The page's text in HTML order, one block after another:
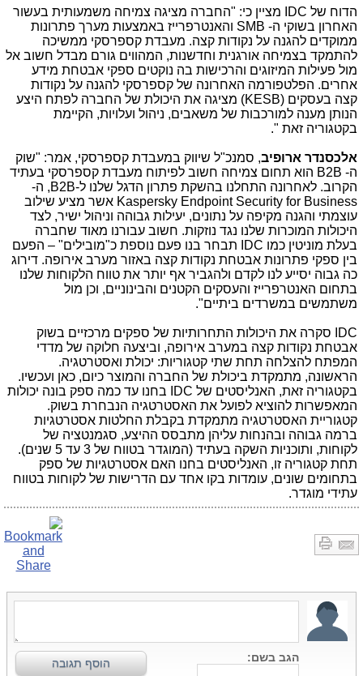
הדוח של IDC
מציין כי: "החברה מציגה צמיחה משמעותית בעשור
האחרון בשוקי ה- SMB והאנטרפרייז באמצעות מערך פתרונות
ממוקדים להגנה על נקודות קצה. מעבדת קספרסקי ממשיכה
להתמקד בצמיחה אורגנית וחדשנות, המהווים גורם מבדל חשוב אל
מול פעילות המיזוגים והרכישות בה נוקטים ספקי אבטחת מידע
אחרים. הפלטפורמה האחרונה של קספרסקי להגנה על נקודות
קצה בעסקים (KESB) מציגה את היכולת של החברה לפתח היצע
הנותן מענה למורכבות של משאבים, ניהול ועלויות, הקיימת
בקטגוריה זאת ".
אלכסנדר ארופיב, סמנכ"ל שיווק במעבדת קספרסקי, אמר: "שוק
ה- B2B הוא תחום צמיחה חשוב לפיתוח מעבדת קספרסקי בעתיד
הקרוב. לאחרונה התחלנו בהשקת פתרון הדגל שלנו ל-B2B, ה-
Kaspersky Endpoint Security for Business אשר מציע שילוב
עוצמתי והגנה מקיפה על נתונים, יעילות גבוהה וניהול ישיר, לצד
היכולות המוכרות שלנו נגד נוזקות. חשוב עבורנו מאוד שחברה
בעלת מוניטין כמו IDC
תבחר בנו פעם נוספת כ"מובילים" – הפעם
בין ספקי פתרונות אבטחת נקודות קצה באזור מערב אירופה. דירוג
כה גבוה יסייע לנו לקדם ולהגביר אף יותר את טווח הלקוחות שלנו
בתחום האנטרפרייז והעסקים הקטנים והבינוניים, וכן מול
משתמשים במשרדים ביתיים".
IDC
סקרה את היכולות התחרותיות של ספקים מרכזיים בשוק
אבטחת נקודות קצה במערב אירופה, וביצעה חלוקה של מדדי
המפתח להצלחה תחת שתי קטגוריות: יכולת ואסטרטגיה.
הראשונה, מתמקדת ביכולת של החברה והמוצר כיום, כאן ועכשיו.
בקטגוריה זאת, האנליסטים של IDC
בחנו עד כמה ספק בונה יכולות
המאפשרות להוציא לפועל את האסטרטגיה הנבחרת בשוק.
קטגוריית האסטרטגיה מתמקדת בקבלת החלטות אסטרטגיות
ברמה גבוהה ובהנחות עליהן מתבסס ההיצע, סגמנטציה של
לקוחות, ותוכניות השקה בעתיד (המוגדר בטווח של 3 עד 5 שנים).
תחת קטגוריה זו, האנליסטים בחנו האם אסטרטגיות של ספק
בתחומים שונים, עומדות בקו אחד עם הדרישות של לקוחות בטווח
עתידי מוגדר.